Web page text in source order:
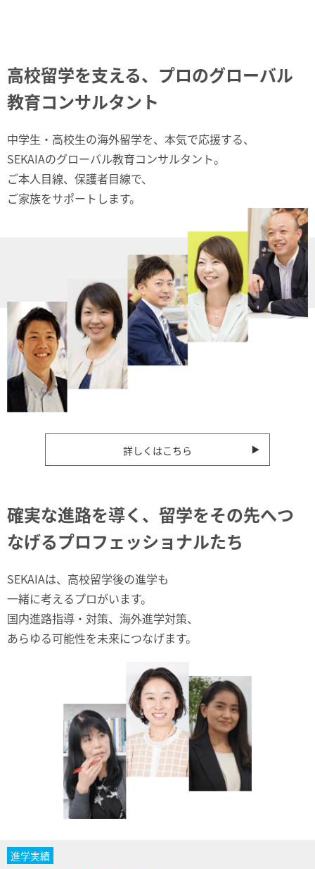
高校留学を支える、プロのグローバル
教育コンサルタント
中学生・高校生の海外留学を、本気で応援する、
SEKAIAのグローバル教育コンサルタント。
ご本人目線、保護者目線で、
ご家族をサポートします。
詳しくはこちら
確実な進路を導く、留学をその先へつ
なげるプロフェッショナルたち
SEKAIAは、高校留学後の進学も
一緒に考えるプロがいます。
国内進路指導・対策、海外進学対策、
あらゆる可能性を未来につなげます。